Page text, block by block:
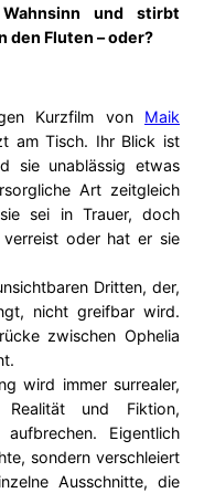
und stirbt
den Fluten – oder?
Kurzfilm von Maik
am Tisch. Ihr Blick ist
sie unablässig etwas
Art zeitgleich
sei in Trauer, doch
oder hat er sie
Dritten, der,
nicht greifbar wird.
zwischen Ophelia
wird immer surrealer,
und Fiktion,
Eigentlich
sondern verschleiert
Ausschnitte, die